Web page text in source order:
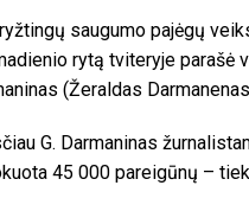
saugumo pajėgų
rytą tviteryje parašė
(Žeraldas
G. Darmaninas
45 000 pareigūnų –